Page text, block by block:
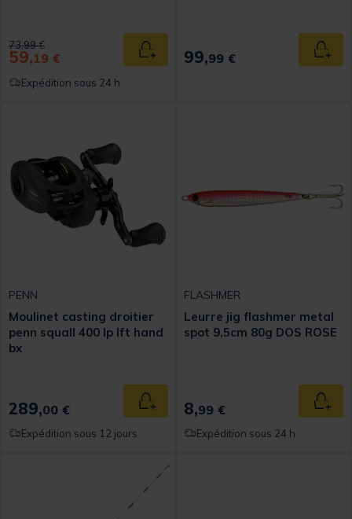
Price reduced from
73,99 €to
59,19 € Ajouter au panier
Expédition sous 24 h
99,99 €
PENN
Moulinet casting droitier
penn squall 400 lp lft hand
bx
289,00 € Ajouter au panier
Expédition sous 12 jours
FLASHMER
Leurre jig flashmer metal
spot 9,5cm 80g DOS ROSE
8,99 €
Expédition sous 24 h